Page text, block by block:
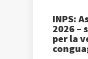
INPS:
2026 –
per la